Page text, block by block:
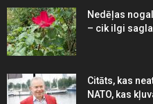
Nedēļas
– cik ilgi
Citāts, kas
NATO, kas